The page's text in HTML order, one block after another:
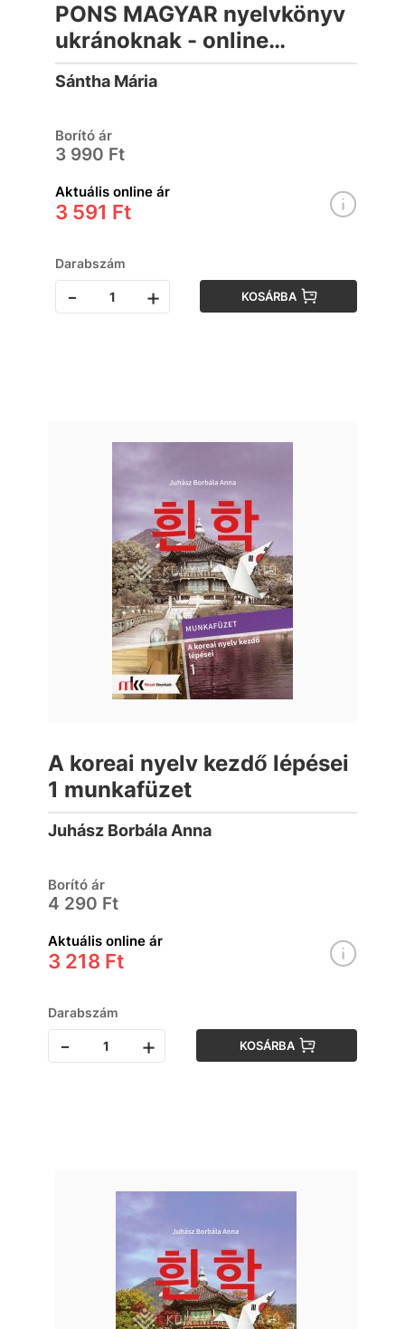
PONS MAGYAR nyelvkönyv
ukránoknak - online
hanganyaggal
Sántha Mária
Borító ár
3 990 Ft
Aktuális online ár
3 591 Ft
Darabszám
- + KOSÁRBA
A koreai nyelv kezdő lépései
1 munkafüzet
Juhász Borbála Anna
Borító ár
4 290 Ft
Aktuális online ár
3 218 Ft
Darabszám
- + KOSÁRBA